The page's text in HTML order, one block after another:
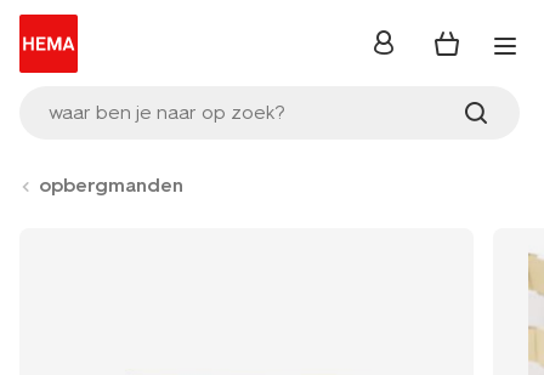
waar ben je naar op zoek?
inloggen
opbergmanden